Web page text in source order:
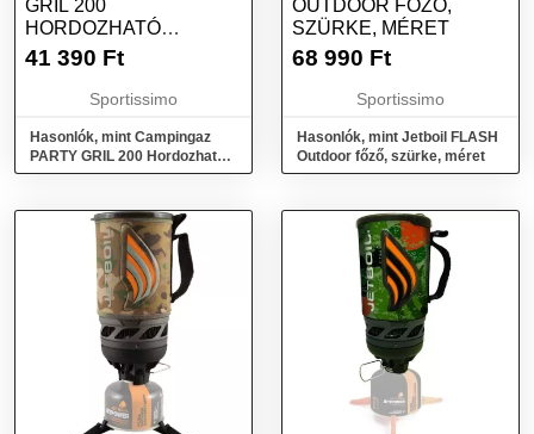
GRIL 200
HORDOZHATÓ
GÁZGRILL, KÉK,
41 390 Ft
Sportissimo
Hasonlók, mint Campingaz
PARTY GRIL 200 Hordozható
gázgrill, kék, méret
OUTDOOR FŐZŐ,
SZÜRKE, MÉRET
68 990 Ft
Sportissimo
Hasonlók, mint Jetboil FLASH
Outdoor főző, szürke, méret